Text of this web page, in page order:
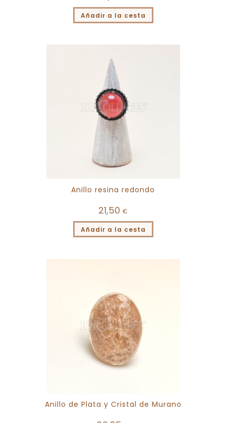
Añadir a la cesta
Anillo resina redondo
21,50 €
Añadir a la cesta
Anillo de Plata y Cristal de Murano